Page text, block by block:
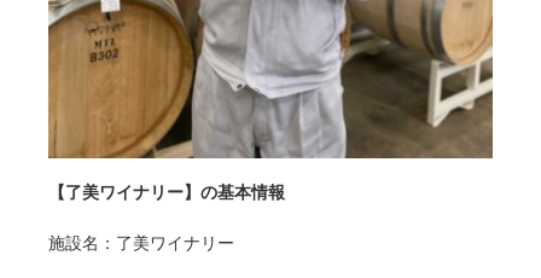
【了美ワイナリー】の基本情報
施設名：了美ワイナリー